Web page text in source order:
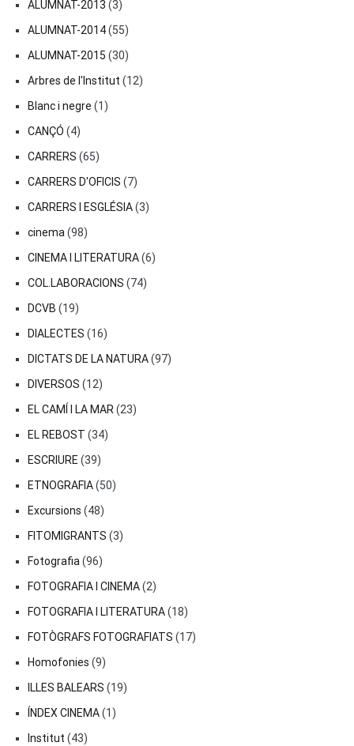
ALUMNAT-2013 (3)
ALUMNAT-2014(55)
ALUMNAT-2015 (30)
Arbres de l'Institut (12)
Blanc i negre (1)
CANÇÓ (4)
CARRERS (65)
CARRERS D'OFICIS (7)
CARRERS I ESGLÉSIA(3)
cinema (98)
CINEMA I LITERATURA(6)
COL.LABORACIONS (74)
DCVB (19)
DIALECTES (16)
DICTATS DE LA NATURA(97)
DIVERSOS (12)
EL CAMÍ I LA MAR (23)
EL REBOST (34)
ESCRIURE (39)
ETNOGRAFIA(50)
Excursions (48)
FITOMIGRANTS (3)
Fotografia (96)
FOTOGRAFIA I CINEMA(2)
FOTOGRAFIA I LITERATURA(18)
FOTÒGRAFS FOTOGRAFIATS (17)
Homofonies (9)
ILLES BALEARS (19)
ÍNDEX CINEMA(1)
Institut (43)